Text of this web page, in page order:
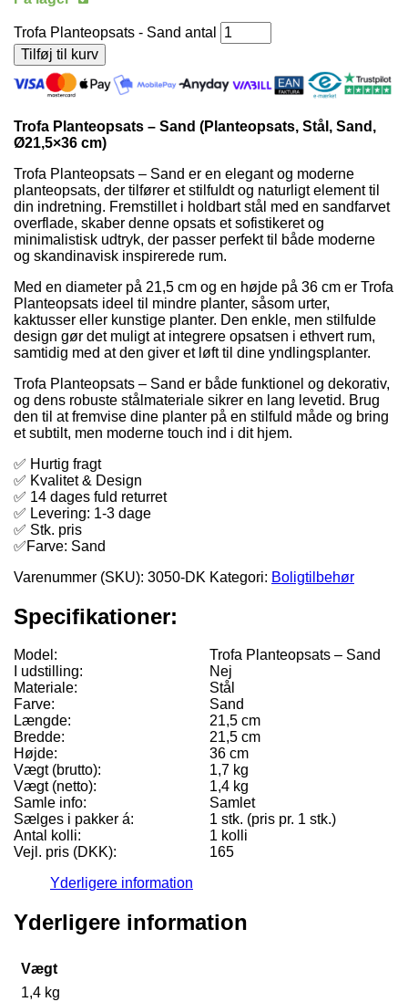
Trofa Planteopsats - Sand antal
Tilføj til kurv
Trofa Planteopsats – Sand (Planteopsats, Stål, Sand,
Ø21,5×36 cm)
Trofa Planteopsats – Sand er en elegant og moderne
planteopsats, der tilfører et stilfuldt og naturligt element til
din indretning. Fremstillet i holdbart stål med en sandfarvet
overflade, skaber denne opsats et sofistikeret og
minimalistisk udtryk, der passer perfekt til både moderne
og skandinavisk inspirerede rum.
Med en diameter på 21,5 cm og en højde på 36 cm er Trofa
Planteopsats ideel til mindre planter, såsom urter,
kaktusser eller kunstige planter. Den enkle, men stilfulde
design gør det muligt at integrere opsatsen i ethvert rum,
samtidig med at den giver et løft til dine yndlingsplanter.
Trofa Planteopsats – Sand er både funktionel og dekorativ,
og dens robuste stålmateriale sikrer en lang levetid. Brug
den til at fremvise dine planter på en stilfuld måde og bring
et subtilt, men moderne touch ind i dit hjem.
✅ Hurtig fragt
✅ Kvalitet & Design
✅ 14 dages fuld returret
✅ Levering: 1-3 dage
✅ Stk. pris
✅Farve: Sand
Varenummer (SKU): 3050-DK Kategori: Boligtilbehør
Specifikationer:
Model:
Trofa Planteopsats – Sand
I udstilling:
Nej
Materiale:
Stål
Farve:
Sand
Længde:
21,5 cm
Bredde:
21,5 cm
Højde:
36 cm
Vægt (brutto):
1,7 kg
Vægt (netto):
1,4 kg
Samle info:
Samlet
Sælges i pakker á:
1 stk. (pris pr. 1 stk.)
Antal kolli:
1 kolli
Vejl. pris (DKK):
165
Yderligere information
Yderligere information
Vægt
1,4 kg